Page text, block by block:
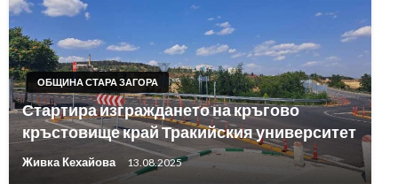
ОБЩИНА СТАРА ЗАГОРА
Стартира изграждането на кръгово
кръстовище край Тракийския университет
Живка Кехайова 13.08.2025